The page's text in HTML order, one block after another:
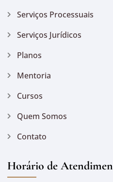
Serviços Processuais
Serviços Jurídicos
Planos
Mentoria
Cursos
Quem Somos
Contato
Horário de